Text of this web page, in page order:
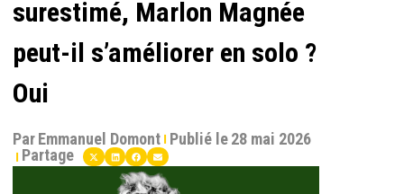
surestimé, Marlon Magnée
peut-il s’améliorer en solo ?
Oui
ParEmmanuel Domont Publié le28 mai 2026
Partage